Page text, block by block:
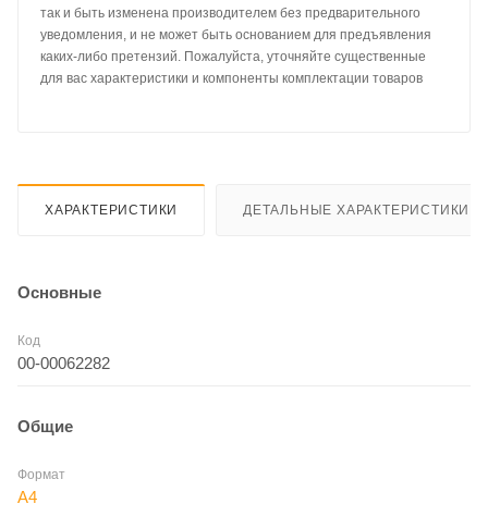
так и быть изменена производителем без предварительного
уведомления, и не может быть основанием для предъявления
каких-либо претензий. Пожалуйста, уточняйте существенные
для вас характеристики и компоненты комплектации товаров
ХАРАКТЕРИСТИКИ ДЕТАЛЬНЫЕ ХАРАКТЕРИСТИКИ
Основные
Код
00-00062282
Общие
Формат
A4